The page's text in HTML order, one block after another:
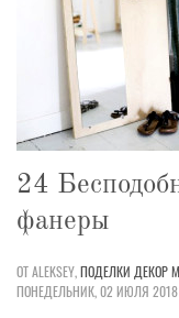
24
фанеры
ОТ ALEKSEY,ПОДЕЛКИ ДЕКОР
ПОНЕДЕЛЬНИК, 02 ИЮЛЯ 2018